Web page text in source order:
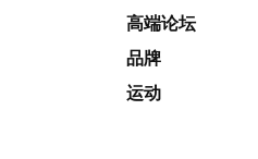
高端论坛
品牌
运动